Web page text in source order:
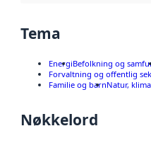
Tema
EnergiBefolkning og
Forvaltning og offentlig
Familie og barnNatur,
Nøkkelord